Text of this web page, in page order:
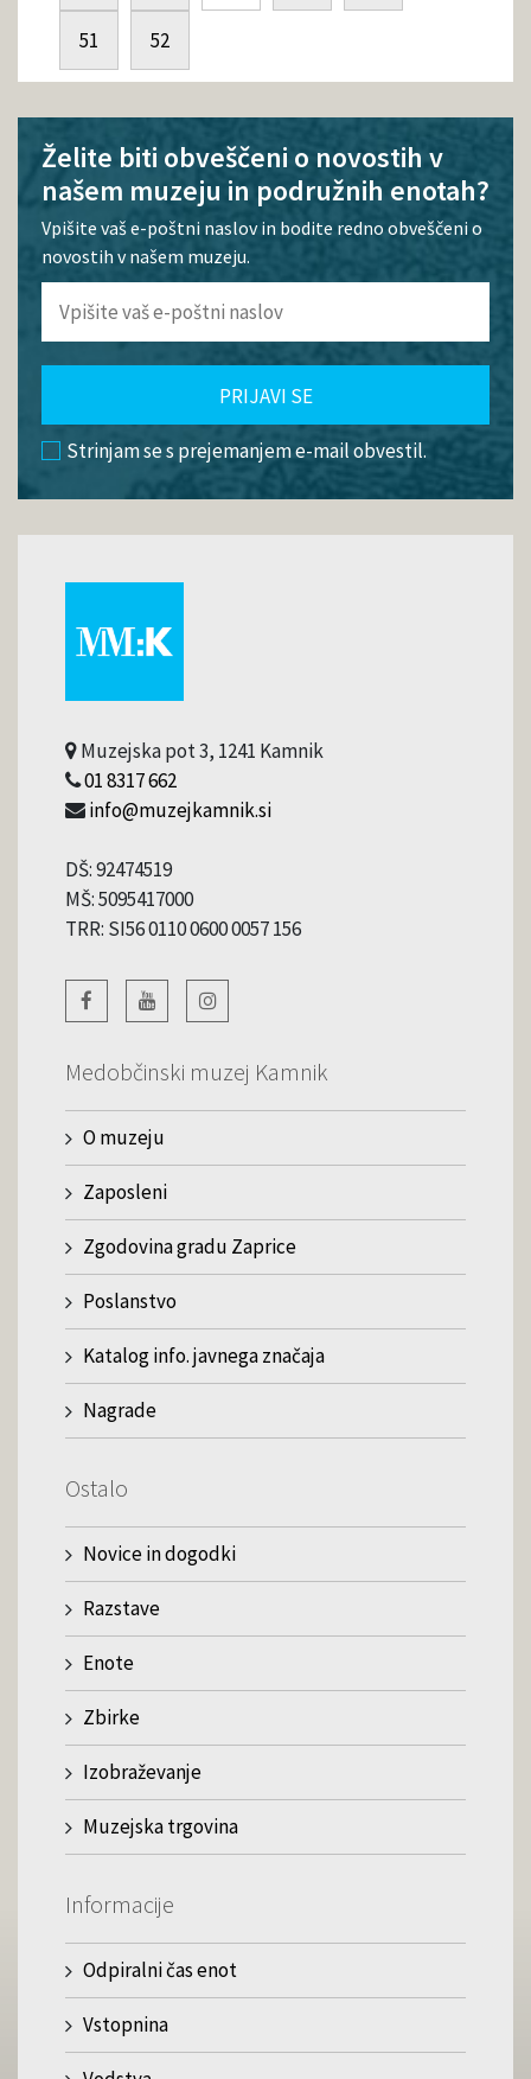
51 52
Želite biti obveščeni o novostih v
našem muzeju in podružnih enotah?
Vpišite vaš e-poštni naslov in bodite redno obveščeni o
novostih v našem muzeju.
PRIJAVI SE
Strinjam se s prejemanjem e-mail obvestil.
Muzejska pot 3, 1241 Kamnik
01 8317 662
info@muzejkamnik.si
DŠ: 92474519
MŠ: 5095417000
TRR: SI56 0110 0600 0057 156
Medobčinski muzej Kamnik
O muzeju
Zaposleni
Zgodovina gradu Zaprice
Poslanstvo
Katalog info. javnega značaja
Nagrade
Ostalo
Novice in dogodki
Razstave
Enote
Zbirke
Izobraževanje
Muzejska trgovina
Informacije
Odpiralni čas enot
Vstopnina